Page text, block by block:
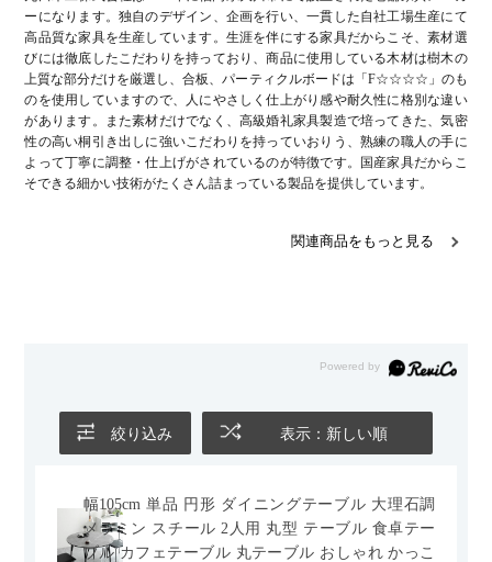
ーになります。独自のデザイン、企画を行い、一貫した自社工場生産にて
高品質な家具を生産しています。生涯を伴にする家具だからこそ、素材選
びには徹底したこだわりを持っており、商品に使用している木材は樹木の
上質な部分だけを厳選し、合板、パーティクルボードは「F☆☆☆☆」のも
のを使用していますので、人にやさしく仕上がり感や耐久性に格別な違い
があります。また素材だけでなく、高級婚礼家具製造で培ってきた、気密
性の高い桐引き出しに強いこだわりを持っていおりう、熟練の職人の手に
よって丁寧に調整・仕上げがされているのが特徴です。国産家具だからこ
そできる細かい技術がたくさん詰まっている製品を提供しています。
関連商品をもっと見る
絞り込み 表示：新しい順
幅105cm 単品 円形 ダイニングテーブル 大理石調
メラミン スチール 2人用 丸型 テーブル 食卓テー
ブル カフェテーブル 丸テーブル おしゃれ かっこ